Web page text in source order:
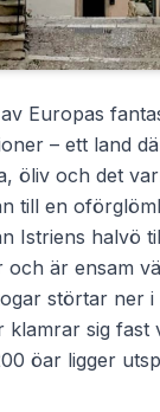
Europas
– ett land
öliv och det
till en
Istriens halvö
och är ensam
störtar ner i
klamrar sig fast
öar ligger